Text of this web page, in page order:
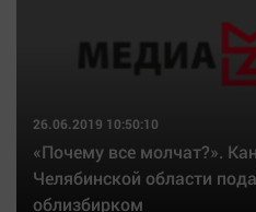
26.06.2019 10:50:10
«Почему все молчат?».
Челябинской области
облизбирком